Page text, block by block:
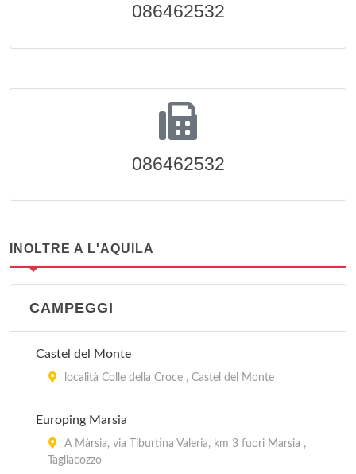
086462532
086462532
INOLTRE A L'AQUILA
CAMPEGGI
Castel del Monte
località Colle della Croce , Castel del Monte
Europing Marsia
A Màrsia, via Tiburtina Valeria, km 3 fuori Marsia ,
Tagliacozzo